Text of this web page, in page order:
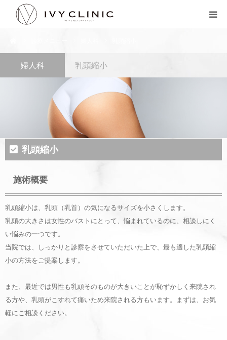
婦人科 乳頭縮小
乳頭縮小
施術概要
乳頭縮小は、乳頭（乳首）の気になるサイズを小さくします。
乳頭の大きさは女性のバストにとって、悩まれているのに、相談しにく
い悩みの一つです。
当院では、しっかりと診察をさせていただいた上で、最も適した乳頭縮
小の方法をご提案します。
また、最近では男性も乳頭そのものが大きいことが恥ずかしく来院され
る方や、乳頭がこすれて痛いため来院される方もいます。まずは、お気
軽にご相談ください。
料金表
医師紹介
アクセス
LINE登録